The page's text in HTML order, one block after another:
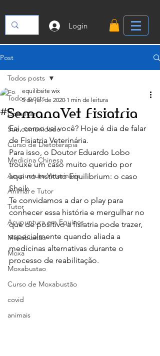
Login
Post
Todos posts
Começar
Sua comunidade
Curso de Dietoterapia
Medicina Chinesa
Acupuntura Veterinária
Animal e Tutor
Tutor
Acupuntura em Equinos
Moxabustão
Moxa
Moxabustao
Curso de Moxabustão
covid
animais
Todos posts
#SemanaVet Fisiatria
equilibsite wix
5 de jul. de 2020 1 min de leitura
Eai, como vai você? Hoje é dia de falar
de Fisiatria Veterinária.
Para isso, o Doutor Eduardo Lobo
trouxe um caso muito querido por
aqui no Instituto Equilibrium: o caso
Sheik.
Te convidamos a dar o play para
conhecer essa história e mergulhar no
que de positivo a fisiatria pode trazer,
especialmente quando aliada a
medicinas alternativas durante o
processo de reabilitação.